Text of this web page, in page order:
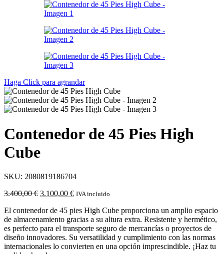
es:
1.680,00 €.
Haga Click para agrandar
Contenedor de 45 Pies High
Cube
SKU: 2080819186704
3.400,00€ El
original
era:
3.400,00 €.
3.100,00 €El
actual
es:
3.100,00 €.
IVA incluido
El contenedor de 45 pies High Cube proporciona un amplio espacio
de almacenamiento gracias a su altura extra. Resistente y hermético,
es perfecto para el transporte seguro de mercancías o proyectos de
diseño innovadores. Su versatilidad y cumplimiento con las normas
internacionales lo convierten en una opción imprescindible. ¡Haz tu